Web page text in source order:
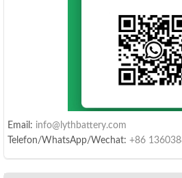
Email: info@lythbattery.com
Telefon/WhatsApp/Wechat: +86